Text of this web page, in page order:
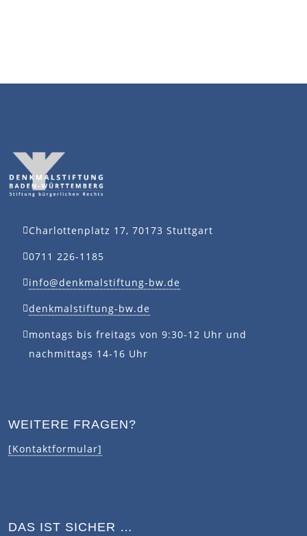
Charlottenplatz 17, 70173 Stuttgart
0711 226-1185
info@denkmalstiftung-bw.de
denkmalstiftung-bw.de
montags bis freitags von 9:30-12 Uhr und
nachmittags 14-16 Uhr
WEITERE FRAGEN?
[Kontaktformular]
DAS IST SICHER …